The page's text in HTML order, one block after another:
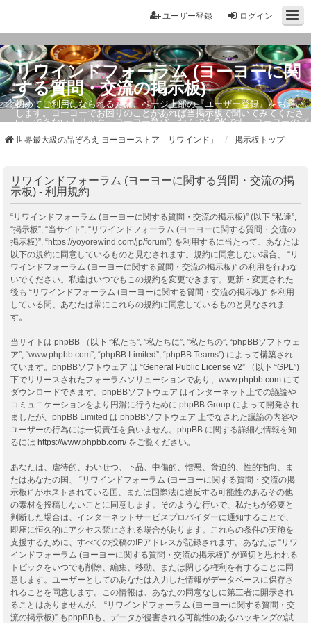
ログイン
ユーザー登録
リワインドフォーラム (ヨーヨーに関
する質問・交流の掲示板)
初めてご利用になられる方は、ページ上部の『ユーザー登録』をお願い
します。ヨーヨーでお困りのことがあれば当掲示板で聞いてみてくださ
い。できないトリック・ヨーヨー選び、なんでもOKです。ヨーヨーのプ
世界最大級の品ぞろえ ヨーヨーストア「リワインド」 掲示板トップ
リワインドフォーラム (ヨーヨーに関する質問・交流の掲
示板) - 利用規約
“リワインドフォーラム (ヨーヨーに関する質問・交流の掲示板)” (以下 “私達”,
“掲示板”, “当サイト”, “リワインドフォーラム (ヨーヨーに関する質問・交流の
掲示板)”, “https://yoyorewind.com/jp/forum”) を利用するに当たって、あなたは
以下の規約に同意しているものと見なされます。規約に同意しない場合、 “リ
ワインドフォーラム (ヨーヨーに関する質問・交流の掲示板)” の利用を行わな
いでください。私達はいつでもこの規約を変更できます。更新・変更された
後も “リワインドフォーラム (ヨーヨーに関する質問・交流の掲示板)” を利用
している間、あなたは常にこれらの規約に同意しているものと見なされま
す。
当サイトは phpBB （以下 ”私たち”, ”私たちに”, ”私たちの”, “phpBBソフトウェ
ア”, “www.phpbb.com”, “phpBB Limited”, “phpBB Teams”) によって構築され
ています。phpBBソフトウェア は “General Public License v2” （以下 “GPL”)
下でリリースされたフォーラムソリューションであり、 www.phpbb.com にて
ダウンロードできます。phpBBソフトウェア はインターネット上での議論や
コミュニケーションをより円滑に行うために phpBB Group によって開発され
ましたが、phpBB Limited は phpBBソフトウェア 上でなされた議論の内容や
ユーザーの行為には一切責任を負いません。phpBB に関する詳細な情報を知
るには https://www.phpbb.com/をご覧ください。
あなたは、虐待的、わいせつ、下品、中傷的、憎悪、脅迫的、性的指向、ま
たはあなたの国、 “リワインドフォーラム (ヨーヨーに関する質問・交流の掲
示板)” がホストされている国、または国際法に違反する可能性のあるその他
の素材を投稿しないことに同意します。そのような行いで、私たちが必要と
判断した場合は、インターネットサービスプロバイダーに通知することで、
即座に恒久的にアクセス禁止される場合があります。これらの条件の実施を
支援するために、すべての投稿のIPアドレスが記録されます。あなたは “リワ
インドフォーラム (ヨーヨーに関する質問・交流の掲示板)” が適切と思われる
トピックをいつでも削除、編集、移動、または閉じる権利を有することに同
意します。ユーザーとしてのあなたは入力した情報がデータベースに保存さ
れることを同意します。この情報は、あなたの同意なしに第三者に開示され
ることはありませんが、 “リワインドフォーラム (ヨーヨーに関する質問・交
流の掲示板)” もphpBBも、データが侵害される可能性のあるハッキングの試